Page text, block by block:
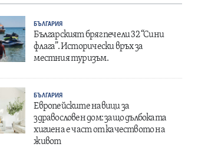
БЪЛГАРИЯ
Българският бряг печели 32 “Сини
флага”. Исторически връх за
местния туризъм.
БЪЛГАРИЯ
Европейските навици за
здравословен дом: защо дълбоката
хигиена е част от качеството на
живот